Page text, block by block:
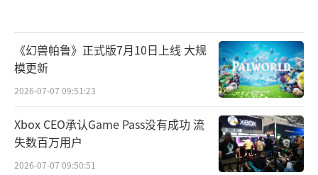
《幻兽帕鲁》正式版7月10日上线 大规
模更新
2026-07-07 09:51:23
Xbox CEO承认Game Pass没有成功 流
失数百万用户
2026-07-07 09:50:51